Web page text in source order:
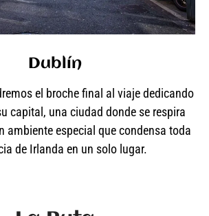
Dublín
el broche final al viaje dedicando
capital, una ciudad donde se respira
ambiente especial que condensa toda
de Irlanda en un solo lugar.